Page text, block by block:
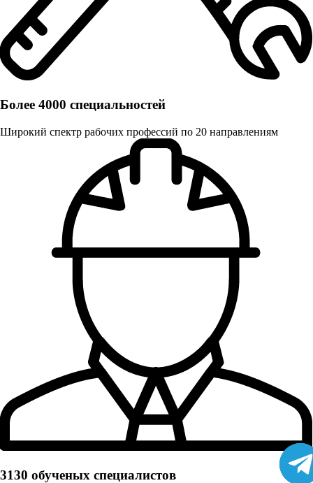
Более 4000 специальностей
Широкий спектр рабочих профессий по 20 направлениям
3130 обученых cпециалистов